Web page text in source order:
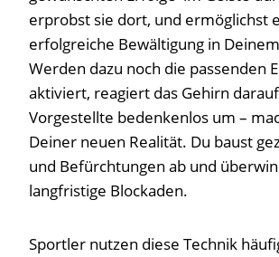
erprobst sie dort, und ermöglichst
erfolgreiche Bewältigung in
Werden dazu noch die passenden
aktiviert, reagiert das Gehirn
Vorgestellte bedenkenlos um –
Deiner neuen Realität. Du baust
und Befürchtungen ab und
langfristige Blockaden.
Sportler nutzen diese Technik